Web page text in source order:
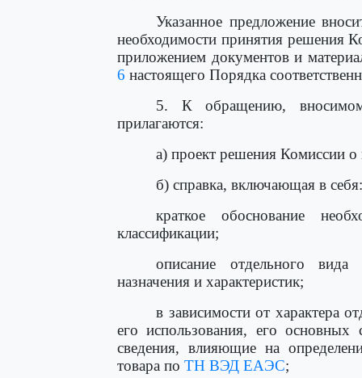
Указанное предложение
необходимости принятия решения
приложением документов и
6 настоящего Порядка
5. К обращению,
прилагаются:
а) проект решения Комиссии о
б) справка, включающая в себя:
краткое обоснование
классификации;
описание отдельного
назначения и характеристик;
в зависимости от характера
его использования, его основных
сведения, влияющие на
товара по ТН ВЭД ЕАЭС;